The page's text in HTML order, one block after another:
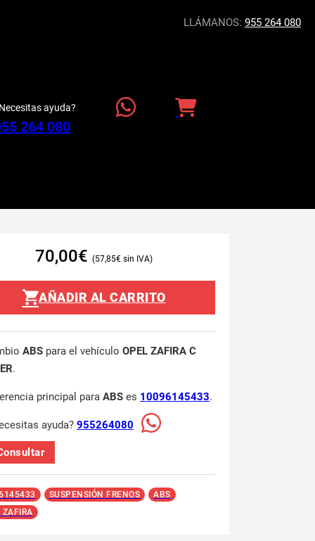
LLÁMANOS: 955 264 080
ayuda?
264 080
70,00€ 57,85€
AÑADIR AL CARRITO
ABS para el vehículo OPEL ZAFIRA C
.
principal para ABS es 10096145433.
ayuda? 955264080
SUSPENSIÓN FRENOS
ABS
ZAFIRA